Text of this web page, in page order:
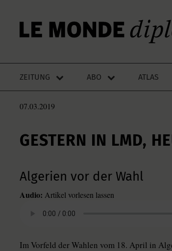
ZEITUNG ABO ATLAS
07.03.2019
GESTERN IN LMD,
Algerien vor der Wahl
Audio: Artikel vorlesen lassen
Im Vorfeld der Wahlen vom 18. April in